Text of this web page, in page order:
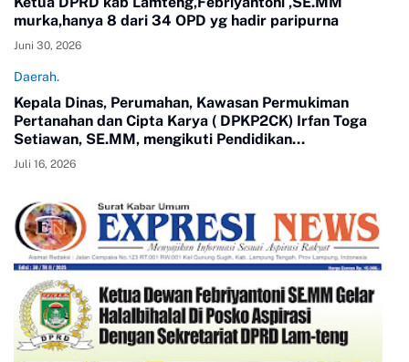
murka,hanya 8 dari 34 OPD yg hadir paripurna
Juni 30, 2026
Daerah.
Kepala Dinas, Perumahan, Kawasan Permukiman
Pertanahan dan Cipta Karya ( DPKP2CK) Irfan Toga
Setiawan, SE.MM, mengikuti Pendidikan
Kepemimpinan Nasional ( PKN) Tingkat II Angkatan 24
tahun 2026.
Juli 16, 2026